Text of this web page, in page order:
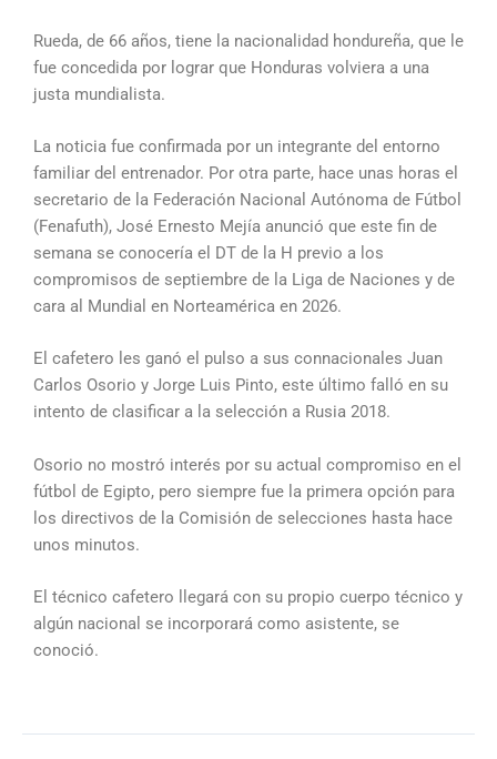
Rueda, de 66 años, tiene la nacionalidad hondureña, que le
fue concedida por lograr que Honduras volviera a una
justa mundialista.
La noticia fue confirmada por un integrante del entorno
familiar del entrenador. Por otra parte, hace unas horas el
secretario de la Federación Nacional Autónoma de Fútbol
(Fenafuth), José Ernesto Mejía anunció que este fin de
semana se conocería el DT de la H previo a los
compromisos de septiembre de la Liga de Naciones y de
cara al Mundial en Norteamérica en 2026.
El cafetero les ganó el pulso a sus connacionales Juan
Carlos Osorio y Jorge Luis Pinto, este último falló en su
intento de clasificar a la selección a Rusia 2018.
Osorio no mostró interés por su actual compromiso en el
fútbol de Egipto, pero siempre fue la primera opción para
los directivos de la Comisión de selecciones hasta hace
unos minutos.
El técnico cafetero llegará con su propio cuerpo técnico y
algún nacional se incorporará como asistente, se
conoció.